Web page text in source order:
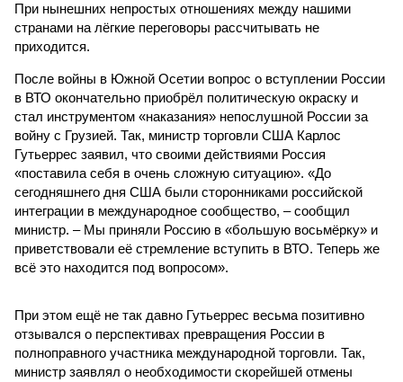
При нынешних непростых отношениях между нашими
странами на лёгкие переговоры рассчитывать не
приходится.
После войны в Южной Осетии вопрос о вступлении России
в ВТО окончательно приобрёл политическую окраску и
стал инструментом «наказания» непослушной России за
войну с Грузией. Так, министр торговли США Карлос
Гутьеррес заявил, что своими действиями Россия
«поставила себя в очень сложную ситуацию». «До
сегодняшнего дня США были сторонниками российской
интеграции в международное сообщество, – сообщил
министр. – Мы приняли Россию в «большую восьмёрку» и
приветствовали её стремление вступить в ВТО. Теперь же
всё это находится под вопросом».
При этом ещё не так давно Гутьеррес весьма позитивно
отзывался о перспективах превращения России в
полноправного участника международной торговли. Так,
министр заявлял о необходимости скорейшей отмены